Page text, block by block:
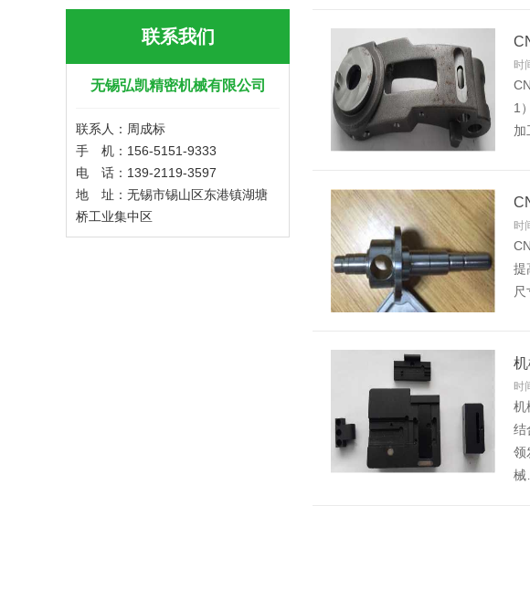
联系我们
无锡弘凯精密机械有限公司
联系人：周成标
手 机：156-5151-9333
电 话：139-2119-3597
地 址：无锡市锡山区东港镇湖塘
桥工业集中区
时
1
加
时
提
时
机
结
领
械